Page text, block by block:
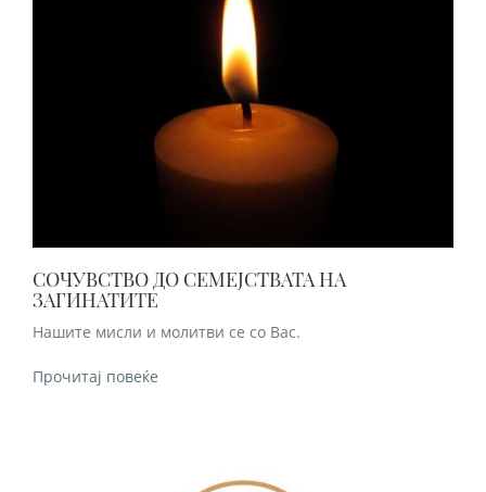
СОЧУВСТВО ДО СЕМЕЈСТВАТА НА
ЗАГИНАТИТЕ
Нашите мисли и молитви се со Вас.
Прочитај повеќе